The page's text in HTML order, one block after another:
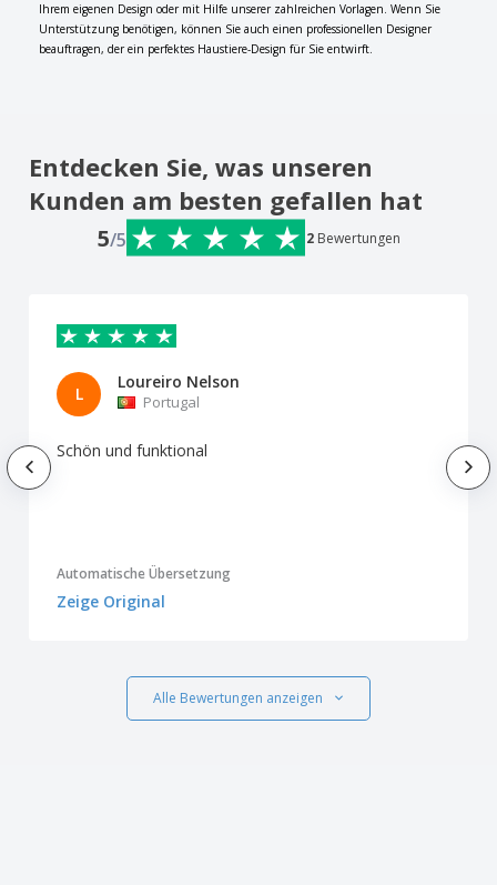
Ihrem eigenen Design oder mit Hilfe unserer zahlreichen Vorlagen. Wenn Sie
Unterstützung benötigen, können Sie auch einen professionellen Designer
beauftragen, der ein perfektes Haustiere-Design für Sie entwirft.
Entdecken Sie, was unseren
Kunden am besten gefallen hat
5/5 2 Bewertungen
L
Loureiro Nelson
Portugal
Schön und funktional
Automatische Übersetzung
Zeige Original
Alle Bewertungen anzeigen